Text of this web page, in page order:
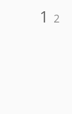
페
1 페
2